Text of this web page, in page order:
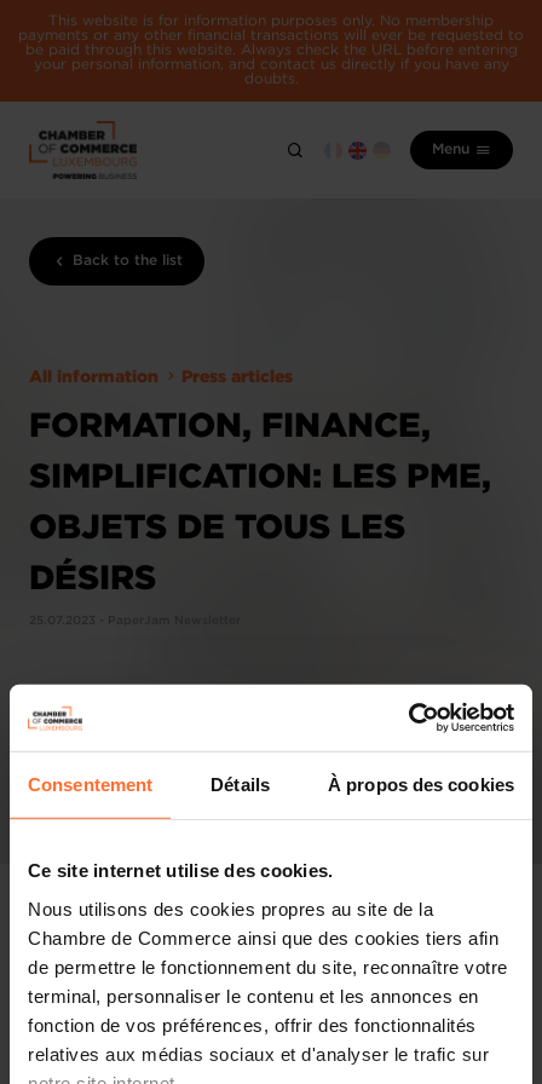
Consentement Détails À propos des cookies
Ce site internet utilise des cookies.
Nous utilisons des cookies propres au site de la
Chambre de Commerce ainsi que des cookies tiers afin
de permettre le fonctionnement du site, reconnaître votre
terminal, personnaliser le contenu et les annonces en
fonction de vos préférences, offrir des fonctionnalités
relatives aux médias sociaux et d'analyser le trafic sur
This website is for information purposes only. No membership
payments or any other financial transactions will ever be requested to
be paid through this website. Always check the URL before entering
your personal information, and contact us directly if you have any
doubts.
Menu
Back to the list
All information Press articles
FORMATION, FINANCE,
SIMPLIFICATION: LES PME,
OBJETS DE TOUS LES
DÉSIRS
In the press
Share this article